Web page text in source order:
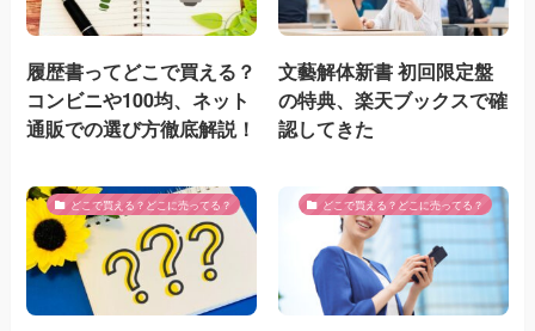
履歴書ってどこで買える？
コンビニや100均、ネット
通販での選び方徹底解説！
文藝解体新書 初回限定盤
の特典、楽天ブックスで確
認してきた
どこで買える？どこに売ってる？ どこで買える？どこに売ってる？